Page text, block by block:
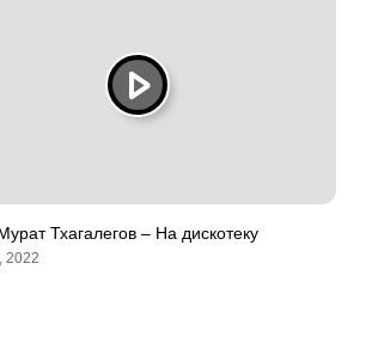
Тхагалегов – На дискотеку
2022